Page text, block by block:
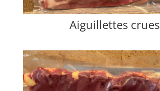
Aiguillettes crues